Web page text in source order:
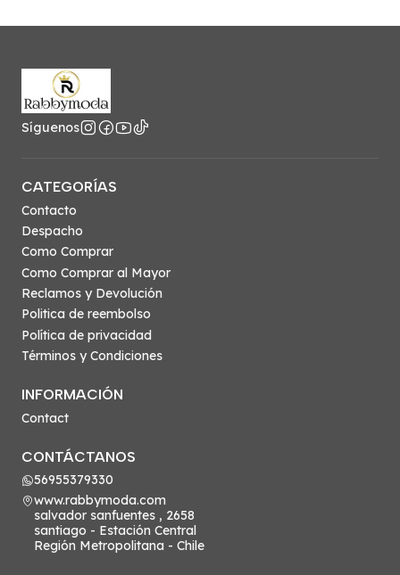
Síguenos
CATEGORÍAS
Contacto
Despacho
Como Comprar
Como Comprar al Mayor
Reclamos y Devolución
Politica de reembolso
Política de privacidad
Términos y Condiciones
INFORMACIÓN
Contact
CONTÁCTANOS
56955379330
www.rabbymoda.com
salvador sanfuentes , 2658
santiago - Estación Central
Región Metropolitana - Chile